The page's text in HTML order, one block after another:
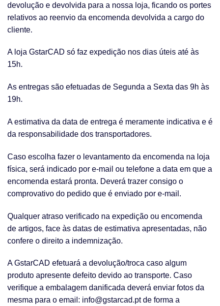
devolução e devolvida para a nossa loja, ficando os portes
relativos ao reenvio da encomenda devolvida a cargo do
cliente.
A loja GstarCAD só faz expedição nos dias úteis até às
15h.
As entregas são efetuadas de Segunda a Sexta das 9h às
19h.
A estimativa da data de entrega é meramente indicativa e é
da responsabilidade dos transportadores.
Caso escolha fazer o levantamento da encomenda na loja
física, será indicado por e-mail ou telefone a data em que a
encomenda estará pronta. Deverá trazer consigo o
comprovativo do pedido que é enviado por e-mail.
Qualquer atraso verificado na expedição ou encomenda
de artigos, face às datas de estimativa apresentadas, não
confere o direito a indemnização.
A GstarCAD efetuará a devolução/troca caso algum
produto apresente defeito devido ao transporte. Caso
verifique a embalagem danificada deverá enviar fotos da
mesma para o email: info@gstarcad.pt de forma a